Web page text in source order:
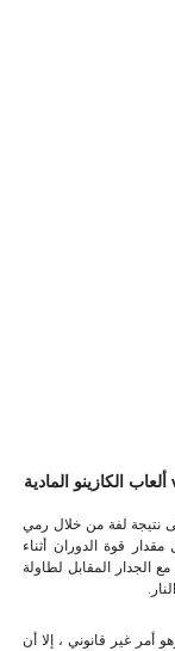
نتيجة لفة من خلال رمي
قوة الدوران أثناء
الجدار المقابل لطاولة
أمر غير قانوني ، إلا أن